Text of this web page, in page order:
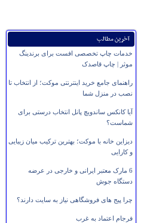
آخرین مطالب
خدمات چاپ تخصصی افست برای برندینگ
موثر | چاپ قاصدک
راهنمای جامع خرید اینترنتی موکت؛ از انتخاب تا
نصب در منزل شما
آیا کانکس ساندویچ پانل انتخاب درستی برای
شماست؟
دیزاین خانه با موکت؛ بهترین ترکیب میان زیبایی
و کارایی
6 مارک معتبر ایرانی و خارجی در عرضه
دستگاه جوش
چرا پیج های فروشگاهی نیاز به سایت دارند؟
فرجام اعتماد به غرب